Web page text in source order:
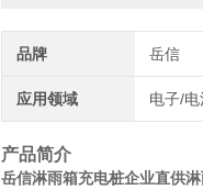
品牌 岳信
应用领域 电子/
产品简介
岳信淋雨箱充电桩企业直供